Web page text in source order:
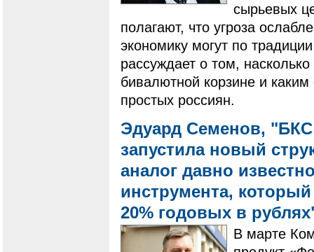
сырьевых
полагают, что угроза
экономику могут по
рассуждает о том,
бивалютной корзине и
простых россиян.
Эдуард Семенов,
запустила новый
аналог давно
инструмента,
20% годовых в
В марте